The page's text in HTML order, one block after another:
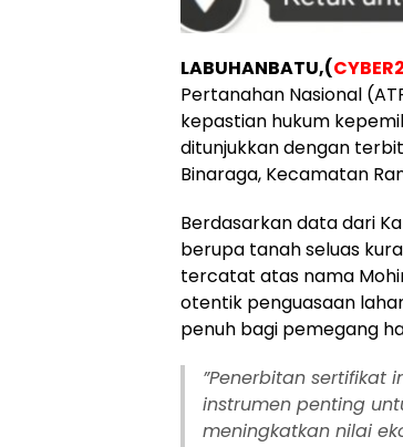
LABUHANBATU,(
Pertanahan Nasional
kepastian hukum
ditunjukkan dengan
Binaraga, Kecamatan
​Berdasarkan data dari
berupa tanah seluas
tercatat atas nama
otentik penguasaan
penuh bagi pemegang
​”Penerbitan sertifikat
instrumen penting
meningkatkan nilai